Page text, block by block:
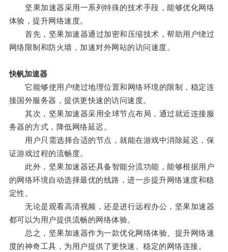
坚果加速器采用一系列特殊的技术手段，能够优化网络
体验，提升网络速度。
首先，坚果加速器通过加密和压缩技术，帮助用户绕过
网络限制和防火墙，加速对外网站的访问速度。
快帆加速器
它能够使用户绕过地理位置和网络环境的限制，稳定连
接国外服务器，提供更快速的访问速度。
其次，坚果加速器采用全球节点布局，通过就近连接服
务器的方式，降低网络延迟。
用户只需选择合适的节点，就能在游戏中消除延迟，保
证游戏过程的流畅度。
此外，坚果加速器还具备智能分流功能，能够根据用户
的网络环境自动选择最优的线路，进一步提升网络速度和稳
定性。
无论是观看高清视频，还是进行远程办公，坚果加速器
都可以为用户提供流畅的网络体验。
总之，坚果加速器作为一款优化网络体验、提升网络速
度的神奇工具，为用户提供了更快速、稳定的网络连接。